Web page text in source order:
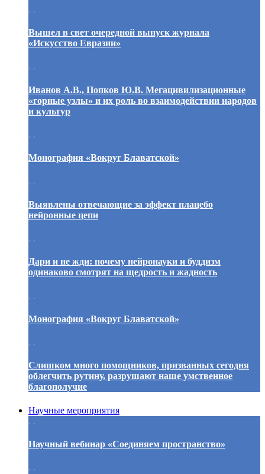
. .
Вышел в свет очередной выпуск журнала
«Искусство Евразии»
. .
Иванов А.В., Попков Ю.В. Мегацивилизационные
«горные узлы» и их роль во взаимодействии народов
и культур
. .
Монография «Вокруг Блаватской»
. .
Выявлены отвечающие за эффект плацебо
нейронные цепи
. .
Дари и не жди: почему нейронауки и буддизм
одинаково смотрят на щедрость и жадность
. .
Монография «Вокруг Блаватской»
. .
Слишком много помощников, призванных сегодня
облегчить рутину, разрушают наше умственное
благополучие
Научные мероприятия
. .
Научный вебинар «Соединяем пространство»
. .